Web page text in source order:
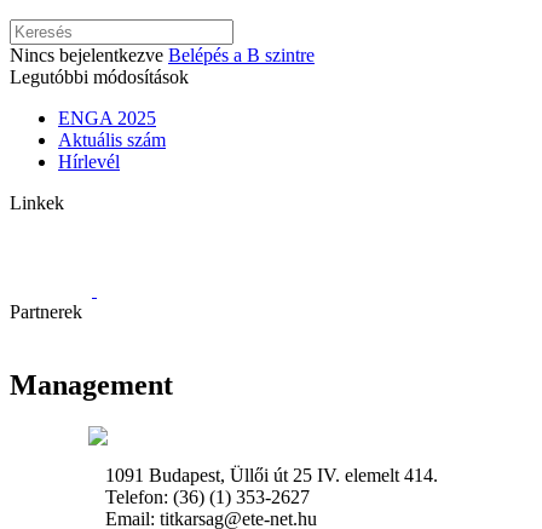
Nincs bejelentkezve Belépés a B szintre
Legutóbbi módosítások
ENGA 2025
Aktuális szám
Hírlevél
Linkek
Partnerek
Management
1091 Budapest, Üllői út 25 IV. elemelt 414.
Telefon: (36) (1) 353-2627
Email: titkarsag@ete-net.hu